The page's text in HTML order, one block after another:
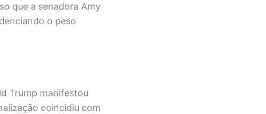
que a senadora Amy
o peso
Trump manifestou
coincidiu com